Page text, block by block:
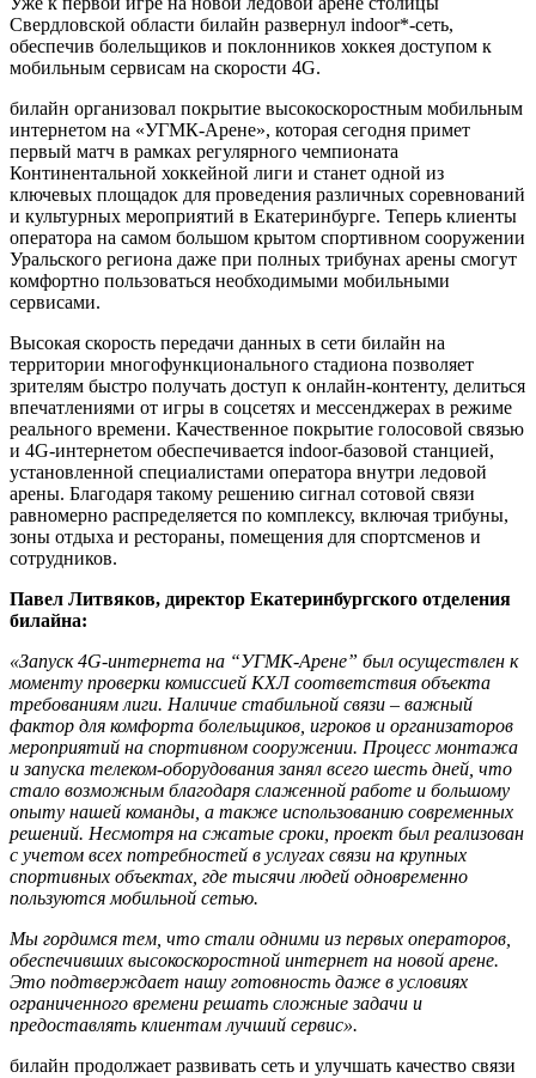
Свердловской области билайн развернул indoor*-сеть,
обеспечив болельщиков и поклонников хоккея доступом к
мобильным сервисам на скорости 4G.
билайн организовал покрытие высокоскоростным мобильным
интернетом на «УГМК-Арене», которая сегодня примет
первый матч в рамках регулярного чемпионата
Континентальной хоккейной лиги и станет одной из
ключевых площадок для проведения различных соревнований
и культурных мероприятий в Екатеринбурге. Теперь клиенты
оператора на самом большом крытом спортивном сооружении
Уральского региона даже при полных трибунах арены смогут
комфортно пользоваться необходимыми мобильными
сервисами.
Высокая скорость передачи данных в сети билайн на
территории многофункционального стадиона позволяет
зрителям быстро получать доступ к онлайн-контенту, делиться
впечатлениями от игры в соцсетях и мессенджерах в режиме
реального времени. Качественное покрытие голосовой связью
и 4G-интернетом обеспечивается indoor-базовой станцией,
установленной специалистами оператора внутри ледовой
арены. Благодаря такому решению сигнал сотовой связи
равномерно распределяется по комплексу, включая трибуны,
зоны отдыха и рестораны, помещения для спортсменов и
сотрудников.
Павел Литвяков, директор Екатеринбургского отделения
билайна:
«Запуск 4G-интернета на “УГМК-Арене” был осуществлен к
моменту проверки комиссией КХЛ соответствия объекта
требованиям лиги. Наличие стабильной связи – важный
фактор для комфорта болельщиков, игроков и организаторов
мероприятий на спортивном сооружении. Процесс монтажа
и запуска телеком-оборудования занял всего шесть дней, что
стало возможным благодаря слаженной работе и большому
опыту нашей команды, а также использованию современных
решений. Несмотря на сжатые сроки, проект был реализован
с учетом всех потребностей в услугах связи на крупных
спортивных объектах, где тысячи людей одновременно
пользуются мобильной сетью.
Мы гордимся тем, что стали одними из первых операторов,
обеспечивших высокоскоростной интернет на новой арене.
Это подтверждает нашу готовность даже в условиях
ограниченного времени решать сложные задачи и
предоставлять клиентам лучший сервис».
билайн продолжает развивать сеть и улучшать качество связи